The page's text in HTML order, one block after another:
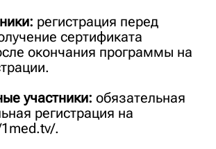
регистрация перед
сертификата
окончания программы на
участники: обязательная
регистрация на
.